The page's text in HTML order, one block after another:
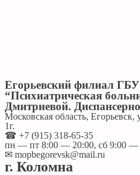
Егорьевский филиал
“Психиатрическая
Дмитриевой.
Московская область,
1г.
☎ +7 (915) 318-65-35
пн — пт 8:00 — 20:00, сб 9:00 —
✉ mopbegorevsk@mail.ru
г. Коломна